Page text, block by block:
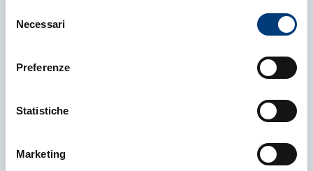
delNecessari
Preferenze
Statistiche
Marketing
L'Ateneo sbarca in Giappone, crea
il polo Dams, porta l’Ai in agraria,
fino a 30mila euro di Isee.